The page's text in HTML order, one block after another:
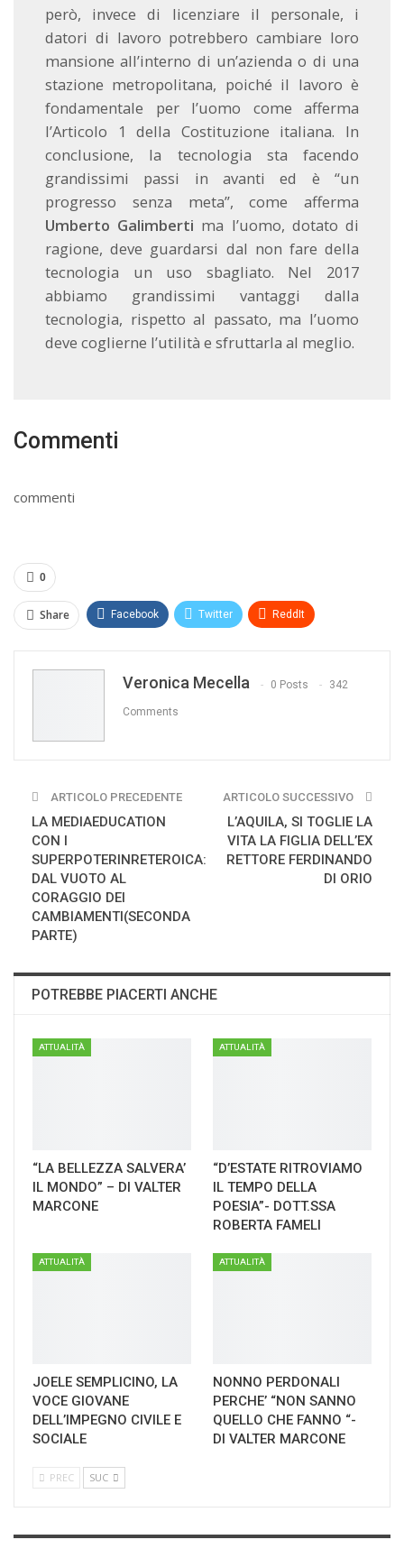
però, invece di licenziare il personale, i
datori di lavoro potrebbero cambiare loro
mansione all’interno di un’azienda o di una
stazione metropolitana, poiché il lavoro è
fondamentale per l’uomo come afferma
l’Articolo 1 della Costituzione italiana. In
conclusione, la tecnologia sta facendo
grandissimi passi in avanti ed è “un
progresso senza meta”, come afferma
Umberto Galimberti ma l’uomo, dotato di
ragione, deve guardarsi dal non fare della
tecnologia un uso sbagliato. Nel 2017
abbiamo grandissimi vantaggi dalla
tecnologia, rispetto al passato, ma l’uomo
deve coglierne l’utilità e sfruttarla al meglio.
Commenti
commenti
0
Share Facebook Twitter ReddIt
Veronica Mecella 0 Posts 342
Comments
ARTICOLO PRECEDENTE
LA MEDIAEDUCATION
CON I
SUPERPOTERINRETEROICA:
DAL VUOTO AL
CORAGGIO DEI
CAMBIAMENTI(SECONDA
PARTE)
ARTICOLO SUCCESSIVO
L’AQUILA, SI TOGLIE LA
VITA LA FIGLIA DELL’EX
RETTORE FERDINANDO
DI ORIO
POTREBBE PIACERTI ANCHE
ATTUALITÀ
“LA BELLEZZA SALVERA’
IL MONDO” – DI VALTER
MARCONE
ATTUALITÀ
“D’ESTATE RITROVIAMO
IL TEMPO DELLA
POESIA”- DOTT.SSA
ROBERTA FAMELI
ATTUALITÀ
JOELE SEMPLICINO, LA
VOCE GIOVANE
DELL’IMPEGNO CIVILE E
SOCIALE
ATTUALITÀ
NONNO PERDONALI
PERCHE’ “NON SANNO
QUELLO CHE FANNO “-
DI VALTER MARCONE
PREC SUC